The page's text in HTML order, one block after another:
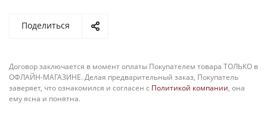
Поделиться
Договор заключается в момент оплаты Покупателем товара ТОЛЬКО в
ОФЛАЙН-МАГАЗИНЕ. Делая предварительный заказ, Покупатель
заверяет, что ознакомился и согласен с Политикой компании, она
ему ясна и понятна.